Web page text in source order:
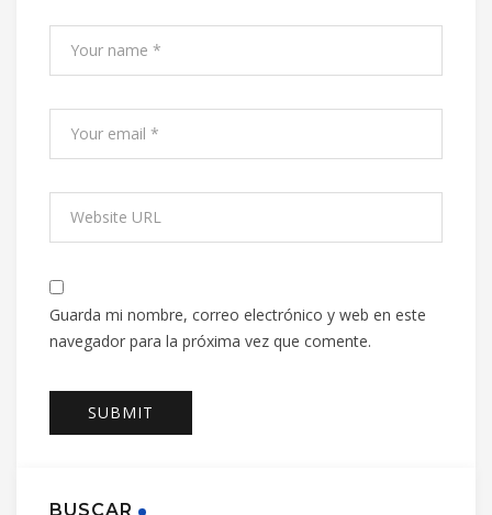
Guarda mi nombre, correo electrónico y web en este
navegador para la próxima vez que comente.
BUSCAR